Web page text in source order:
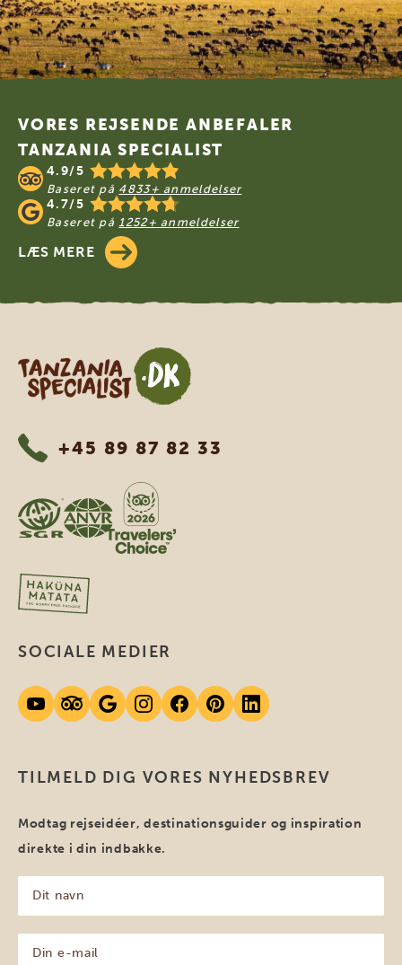
Footer
VORES REJSENDE ANBEFALER
TANZANIA SPECIALIST
4.9/5
Baseret på 4833+ anmeldelser
4.7/5
Baseret på 1252+ anmeldelser
LÆS MERE
Tanzania Specialist
+45 89 87 82 33
TILMELD DIG VORES NYHEDSBREV
Modtag rejseidéer, destinationsguider og inspiration
direkte i din indbakke.
navn
(Påkrævet)
SOCIALE MEDIER